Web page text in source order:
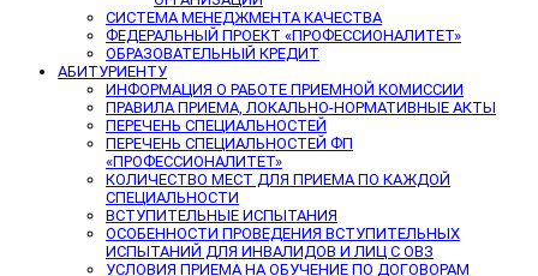
СИСТЕМА МЕНЕДЖМЕНТА КАЧЕСТВА
ФЕДЕРАЛЬНЫЙ ПРОЕКТ «ПРОФЕССИОНАЛИТЕТ»
ОБРАЗОВАТЕЛЬНЫЙ КРЕДИТ
АБИТУРИЕНТУ
ИНФОРМАЦИЯ О РАБОТЕ ПРИЕМНОЙ КОМИССИИ
ПРАВИЛА ПРИЕМА, ЛОКАЛЬНО-НОРМАТИВНЫЕ АКТЫ
ПЕРЕЧЕНЬ СПЕЦИАЛЬНОСТЕЙ
ПЕРЕЧЕНЬ СПЕЦИАЛЬНОСТЕЙ ФП
«ПРОФЕССИОНАЛИТЕТ»
КОЛИЧЕСТВО МЕСТ ДЛЯ ПРИЕМА ПО КАЖДОЙ
СПЕЦИАЛЬНОСТИ
ВСТУПИТЕЛЬНЫЕ ИСПЫТАНИЯ
ОСОБЕННОСТИ ПРОВЕДЕНИЯ ВСТУПИТЕЛЬНЫХ
ИСПЫТАНИЙ ДЛЯ ИНВАЛИДОВ И ЛИЦ С ОВЗ
УСЛОВИЯ ПРИЕМА НА ОБУЧЕНИЕ ПО ДОГОВОРАМ